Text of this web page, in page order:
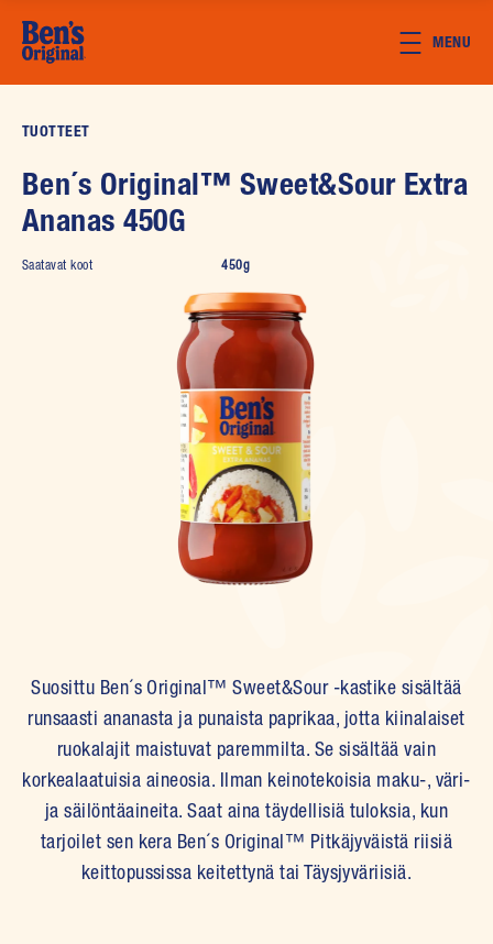
MENU
TUOTTEET
Ben´s Original™ Sweet&Sour Extra
Ananas 450G
Saatavat koot 450g
Suosittu Ben´s Original™ Sweet&Sour -kastike sisältää
runsaasti ananasta ja punaista paprikaa, jotta kiinalaiset
ruokalajit maistuvat paremmilta. Se sisältää vain
korkealaatuisia aineosia. Ilman keinotekoisia maku-, väri-
ja säilöntäaineita. Saat aina täydellisiä tuloksia, kun
tarjoilet sen kera Ben´s Original™ Pitkäjyväistä riisiä
keittopussissa keitettynä tai Täysjyväriisiä.